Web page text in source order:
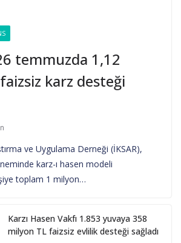
temmuzda 1,12
karz desteği
ve Uygulama Derneği (İKSAR),
karz-ı hasen modeli
toplam 1 milyon…
Karzı Hasen Vakfı 1.853 yuvaya 358
milyon TL faizsiz evlilik desteği sağladı